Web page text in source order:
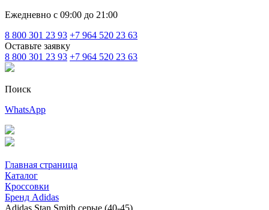
Ежедневно с 09:00 до 21:00
8 800 301 23 93 +7 964 520 23 63
Оставьте заявку
8 800 301 23 93 +7 964 520 23 63
Поиск
WhatsApp
Главная страница
Каталог
Кроссовки
Бренд Adidas
Adidas Stan Smith серые (40-45)